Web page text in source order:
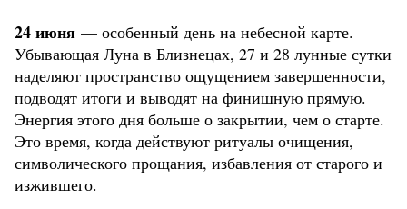
24 июня — особенный день на небесной карте.
Убывающая Луна в Близнецах, 27 и 28 лунные сутки
наделяют пространство ощущением завершенности,
подводят итоги и выводят на финишную прямую.
Энергия этого дня больше о закрытии, чем о старте.
Это время, когда действуют ритуалы очищения,
символического прощания, избавления от старого и
изжившего.